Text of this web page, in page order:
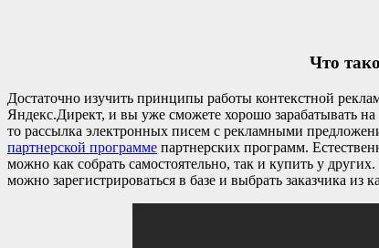
Что
Достаточно изучить принципы работы контекстной
Яндекс.Директ, и вы уже сможете хорошо зарабатывать
то рассылка электронных писем с рекламными
партнерской программе партнерских программ.
можно как собрать самостоятельно, так и купить у
можно зарегистрироваться в базе и выбрать заказчика